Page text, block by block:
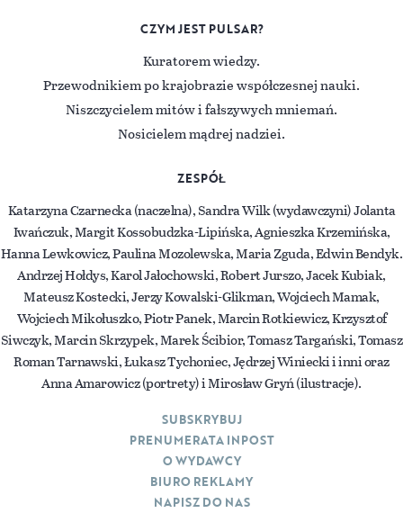
CZYM JEST PULSAR?
Kuratorem wiedzy.
Przewodnikiem po krajobrazie współczesnej nauki.
Niszczycielem mitów i fałszywych mniemań.
Nosicielem mądrej nadziei.
ZESPÓŁ
Katarzyna Czarnecka (naczelna), Sandra Wilk (wydawczyni) Jolanta
Iwańczuk, Margit Kossobudzka-Lipińska, Agnieszka Krzemińska,
Hanna Lewkowicz, Paulina Mozolewska, Maria Zguda, Edwin Bendyk.
Andrzej Hołdys, Karol Jałochowski, Robert Jurszo, Jacek Kubiak,
Mateusz Kostecki, Jerzy Kowalski-Glikman, Wojciech Mamak,
Wojciech Mikołuszko, Piotr Panek, Marcin Rotkiewicz, Krzysztof
Siwczyk, Marcin Skrzypek, Marek Ścibior, Tomasz Targański, Tomasz
Roman Tarnawski, Łukasz Tychoniec, Jędrzej Winiecki i inni oraz
Anna Amarowicz (portrety) i Mirosław Gryń (ilustracje).
SUBSKRYBUJ
PRENUMERATA INPOST
O WYDAWCY
BIURO REKLAMY
NAPISZ DO NAS